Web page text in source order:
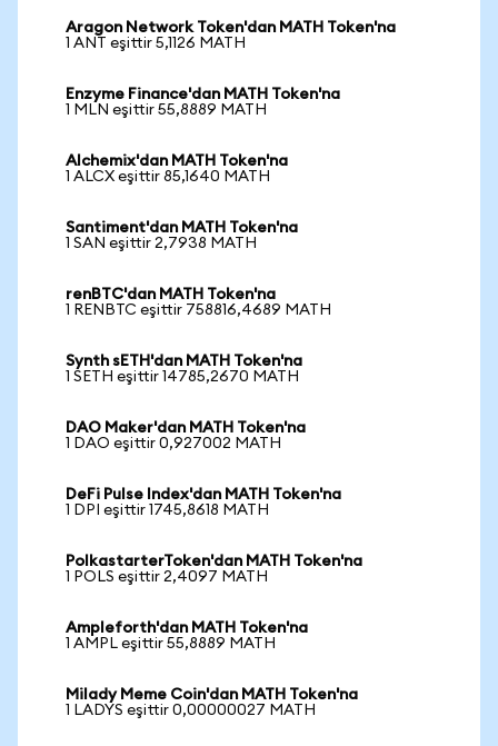
Aragon Network Token'dan MATH Token'na
1 ANT eşittir 5,1126 MATH
Enzyme Finance'dan MATH Token'na
1 MLN eşittir 55,8889 MATH
Alchemix'dan MATH Token'na
1 ALCX eşittir 85,1640 MATH
Santiment'dan MATH Token'na
1 SAN eşittir 2,7938 MATH
renBTC'dan MATH Token'na
1 RENBTC eşittir 758816,4689 MATH
Synth sETH'dan MATH Token'na
1 SETH eşittir 14785,2670 MATH
DAO Maker'dan MATH Token'na
1 DAO eşittir 0,927002 MATH
DeFi Pulse Index'dan MATH Token'na
1 DPI eşittir 1745,8618 MATH
PolkastarterToken'dan MATH Token'na
1 POLS eşittir 2,4097 MATH
Ampleforth'dan MATH Token'na
1 AMPL eşittir 55,8889 MATH
Milady Meme Coin'dan MATH Token'na
1 LADYS eşittir 0,00000027 MATH